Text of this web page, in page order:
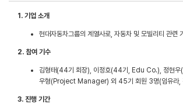
1. 기업 소개
현대자동차그룹의 계열사로, 자동차 및 모빌리티 관련
2. 참여 기수
김형태(44기 회장), 이정호(44기, Edu Co.), 정현
우형(Project Manager) 외 45기 회원 3명(임유라,
3. 진행 기간